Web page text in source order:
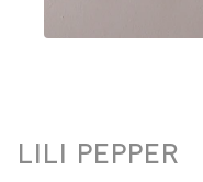
LILI PEPPER